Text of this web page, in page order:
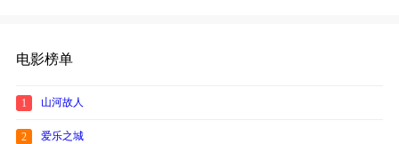
电影榜单
1 山河故人
2 爱乐之城